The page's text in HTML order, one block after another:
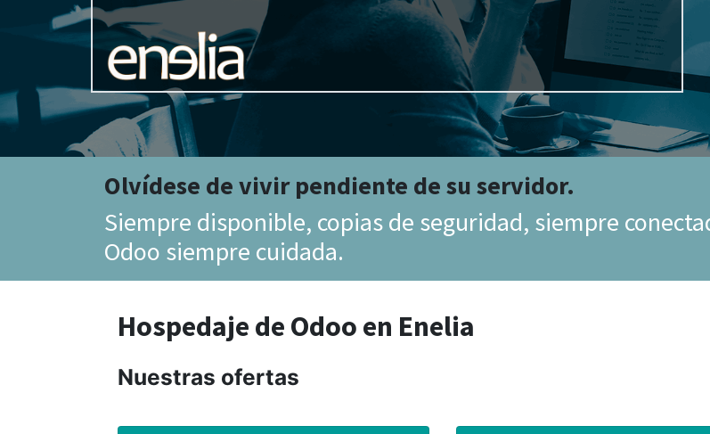
Olvídese de vivir pendiente de su servidor.
Siempre disponible, copias de seguridad, siempre
Odoo siempre cuidada.
Hospedaje de Odoo en Enelia
Nuestras ofertas